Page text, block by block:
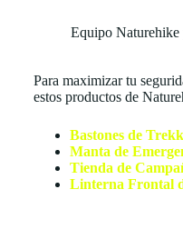
Equipo Naturehike
Para maximizar tu
estos productos de
Bastones de
Manta de
Tienda de
Linterna Frontal